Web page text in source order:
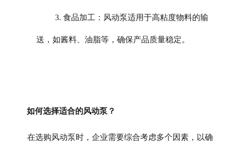
3. 食品加工：风动泵适用于高粘度物料的输
送，如酱料、油脂等，确保产品质量稳定。
如何选择适合的风动泵？
在选购风动泵时，企业需要综合考虑多个因素，以确